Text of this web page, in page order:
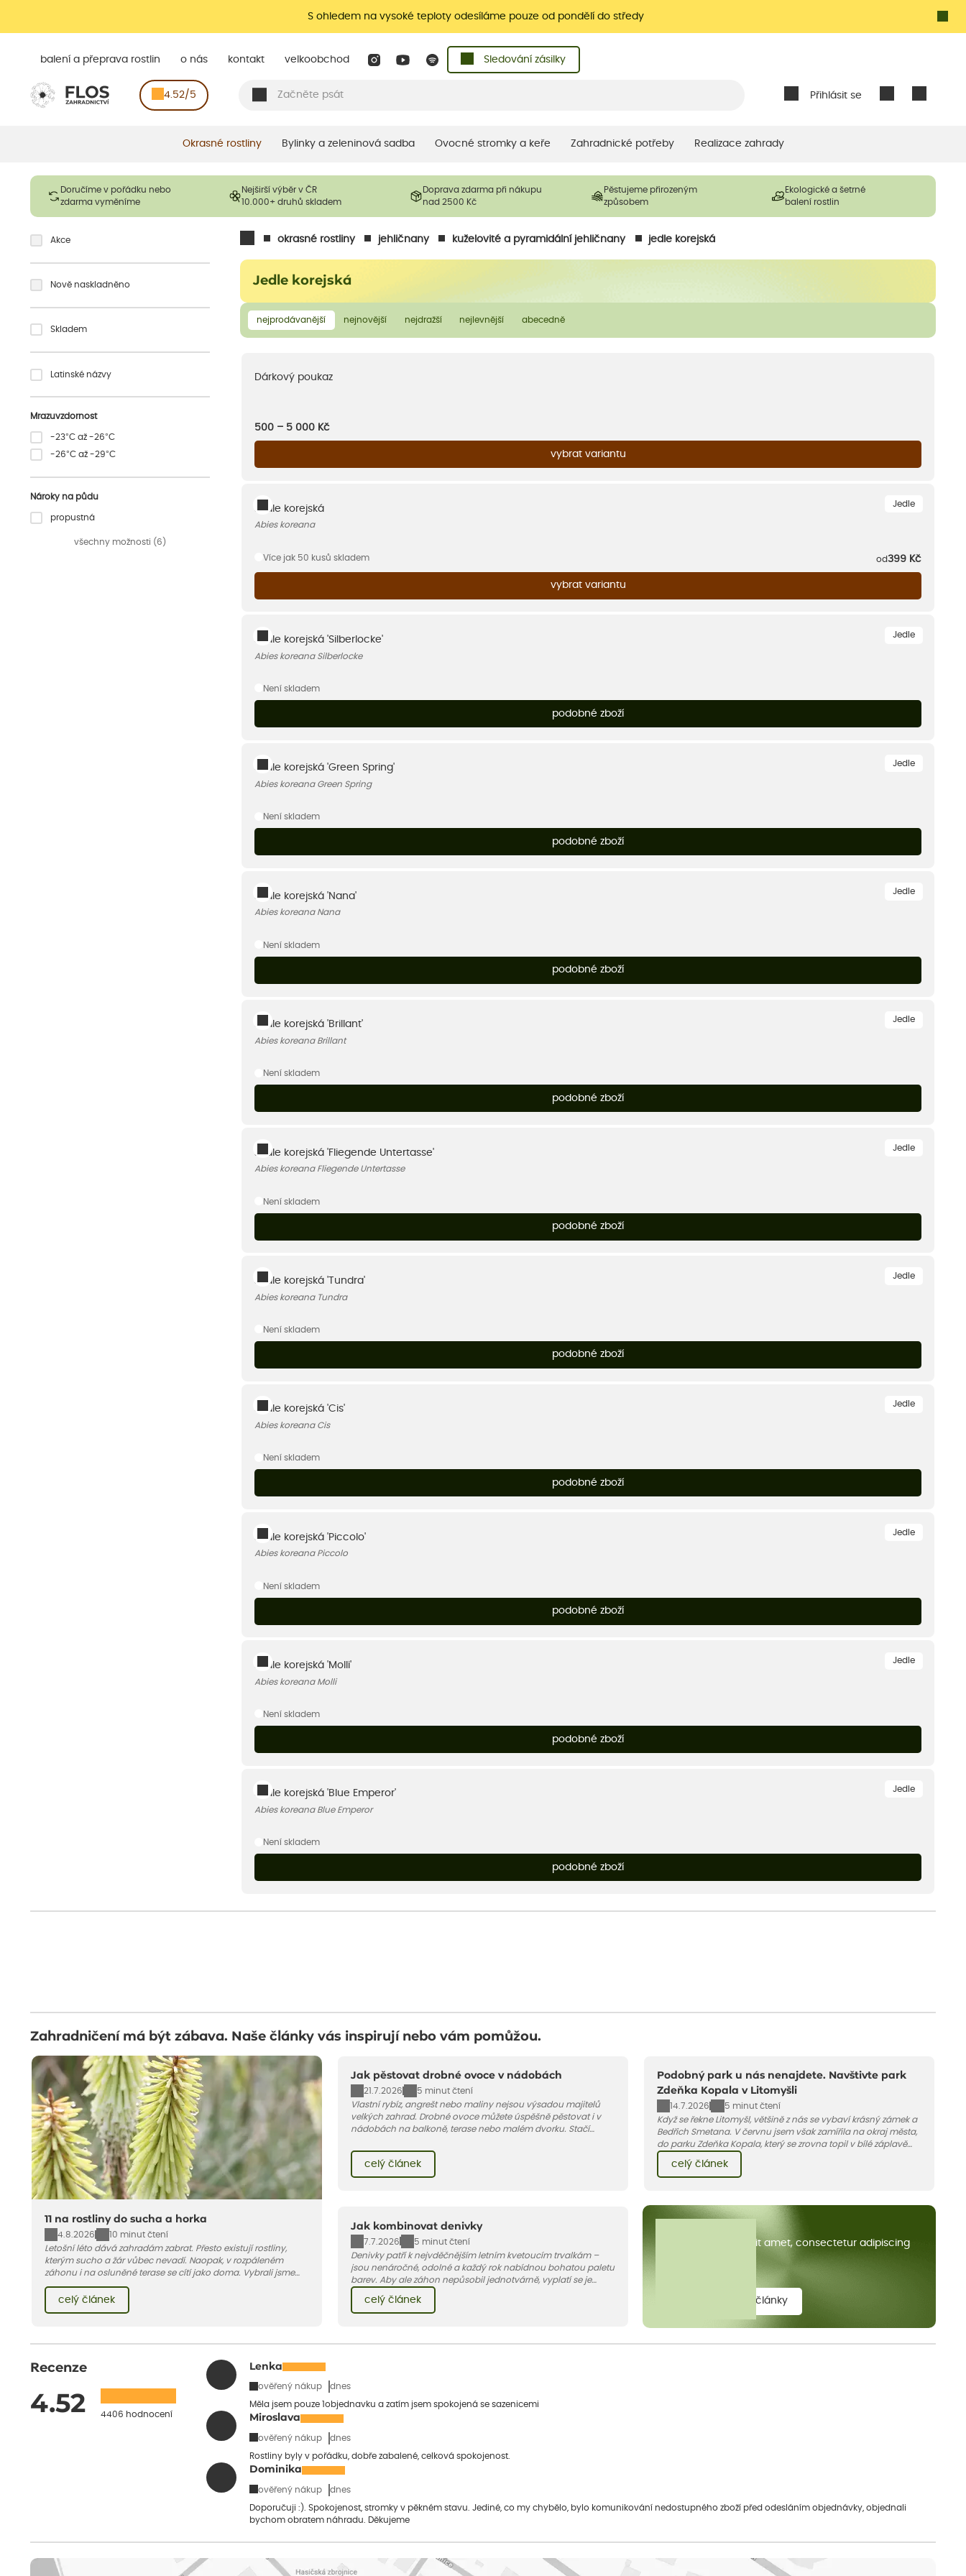
S ohledem na vysoké teploty odesíláme pouze od pondělí do středy
Přihlásit se
balení a přeprava rostlin o nás kontakt velkoobchod Sledování zásilky
4.52/5
Okrasné rostliny Bylinky a zeleninová sadba Ovocné stromky a keře Zahradnické potřeby Realizace zahrady
Doručíme v pořádku nebo
zdarma vyměníme
Nejširší výběr v ČR
10.000+ druhů skladem
Doprava zdarma při nákupu
nad 2500 Kč
Pěstujeme přirozeným
způsobem
Ekologické a šetrné
balení rostlin
okrasné rostliny jehličnany kuželovité a pyramidální jehličnany jedle korejská
Jedle korejská
nejprodávanější nejnovější nejdražší nejlevnější abecedně
Akce
Nově naskladněno
Skladem
Latinské názvy
Mrazuvzdornost
-23°C až -26°C
-26°C až -29°C
Nároky na půdu
propustná
všechny možnosti (6)
Dárkový poukaz
500 – 5 000 Kč
vybrat variantu
Jedle
Jedle korejská
Abies koreana
Více jak 50 kusů skladem od399 Kč
vybrat variantu
Jedle
Jedle korejská 'Silberlocke'
Abies koreana Silberlocke
Není skladem
podobné zboží
Jedle
Jedle korejská 'Green Spring'
Abies koreana Green Spring
Není skladem
podobné zboží
Jedle
Jedle korejská 'Nana'
Abies koreana Nana
Není skladem
podobné zboží
Jedle
Jedle korejská 'Brillant'
Abies koreana Brillant
Není skladem
podobné zboží
Jedle
Jedle korejská 'Fliegende Untertasse'
Abies koreana Fliegende Untertasse
Není skladem
podobné zboží
Jedle
Jedle korejská 'Tundra'
Abies koreana Tundra
Není skladem
podobné zboží
Jedle
Jedle korejská 'Cis'
Abies koreana Cis
Není skladem
podobné zboží
Jedle
Jedle korejská 'Piccolo'
Abies koreana Piccolo
Není skladem
podobné zboží
Jedle
Jedle korejská 'Molli'
Abies koreana Molli
Není skladem
podobné zboží
Jedle
Jedle korejská 'Blue Emperor'
Abies koreana Blue Emperor
Není skladem
podobné zboží
Zahradničení má být zábava. Naše články vás inspirují nebo vám pomůžou.
11 na rostliny do sucha a horka
4.8.2026
10 minut čtení
Letošní léto dává zahradám zabrat. Přesto existují rostliny,
kterým sucho a žár vůbec nevadí. Naopak, v rozpáleném
záhonu i na osluněné terase se cítí jako doma. Vybrali jsme
pro vás 11 tipů na odolné druhy, které zvládnou horké a suché
léto bez pravidelné zálivky. Pojďme se podívat, které to jsou.
celý článek
Jak pěstovat drobné ovoce v nádobách
21.7.2026
5 minut čtení
Vlastní rybíz, angrešt nebo maliny nejsou výsadou majitelů
velkých zahrad. Drobné ovoce můžete úspěšně pěstovat i v
nádobách na balkoně, terase nebo malém dvorku. Stačí
pár základních pravidel. V tomto článku vám poradíme, jak na
celý článek
Podobný park u nás nenajdete. Navštivte park
Zdeňka Kopala v Litomyšli
14.7.2026
5 minut čtení
Když se řekne Litomyšl, většině z nás se vybaví krásný zámek a
Bedřich Smetana. V červnu jsem však zamířila na okraj města,
do parku Zdeňka Kopala, který se zrovna topil v bílé záplavě
nim pár řádků o tom, jak tento jedinečný kus krajiny vznikl.
celý článek
Jak kombinovat denivky
7.7.2026
5 minut čtení
Denivky patří k nejvděčnějším letním kvetoucím trvalkám –
jsou nenáročné, odolné a každý rok nabídnou bohatou paletu
barev. Aby ale záhon nepůsobil jednotvárně, vyplatí se je
doplnit vhodnými sousedy. V dnešním článku vám ukážeme, s
jakými trvalkami a travinami denivky nejlépe ladí.
celý článek
Lorem ipsum dolor sit amet, consectetur adipiscing
zobrazit všechny články
Recenze
4.52 4406 hodnocení
Lenka
ověřený nákup dnes
Měla jsem pouze 1objednavku a zatím jsem spokojená se sazenicemi
Miroslava
ověřený nákup dnes
Rostliny byly v pořádku, dobře zabalené, celková spokojenost.
Dominika
ověřený nákup dnes
Doporučuji :). Spokojenost, stromky v pěkném stavu. Jediné, co my chybělo, bylo komunikování nedostupného zboží před odesláním objednávky, objednali
bychom obratem náhradu. Děkujeme